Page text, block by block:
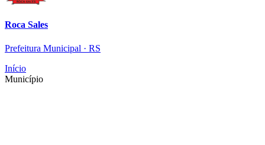
Roca Sales
Prefeitura Municipal · RS
Início
Município